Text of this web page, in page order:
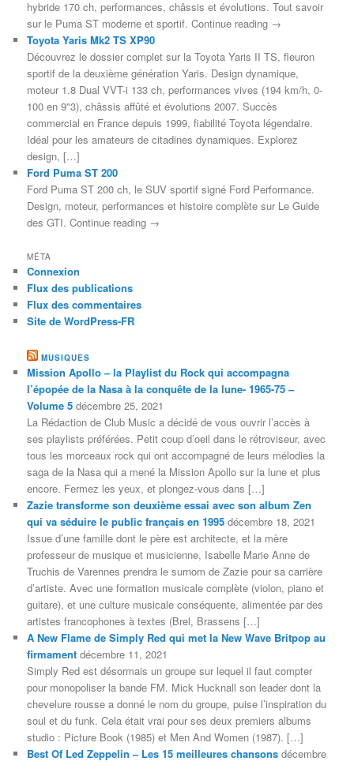
hybride 170 ch, performances, châssis et évolutions. Tout savoir
sur le Puma ST moderne et sportif. Continue reading →
Toyota Yaris Mk2 TS XP90
Découvrez le dossier complet sur la Toyota Yaris II TS, fleuron
sportif de la deuxième génération Yaris. Design dynamique,
moteur 1.8 Dual VVT-i 133 ch, performances vives (194 km/h, 0-
100 en 9"3), châssis affûté et évolutions 2007. Succès
commercial en France depuis 1999, fiabilité Toyota légendaire.
Idéal pour les amateurs de citadines dynamiques. Explorez
design, […]
Ford Puma ST 200
Ford Puma ST 200 ch, le SUV sportif signé Ford Performance.
Design, moteur, performances et histoire complète sur Le Guide
des GTI. Continue reading →
MÉTA
Connexion
Flux des publications
Flux des commentaires
Site de WordPress-FR
MUSIQUES
Mission Apollo – la Playlist du Rock qui accompagna
l’épopée de la Nasa à la conquête de la lune- 1965-75 –
Volume 5 décembre 25, 2021
La Rédaction de Club Music a décidé de vous ouvrir l’accès à
ses playlists préférées. Petit coup d’oeil dans le rétroviseur, avec
tous les morceaux rock qui ont accompagné de leurs mélodies la
saga de la Nasa qui a mené la Mission Apollo sur la lune et plus
encore. Fermez les yeux, et plongez-vous dans […]
Zazie transforme son deuxième essai avec son album Zen
qui va séduire le public français en 1995 décembre 18, 2021
Issue d’une famille dont le père est architecte, et la mère
professeur de musique et musicienne, Isabelle Marie Anne de
Truchis de Varennes prendra le surnom de Zazie pour sa carrière
d’artiste. Avec une formation musicale complète (violon, piano et
guitare), et une culture musicale conséquente, alimentée par des
artistes francophones à textes (Brel, Brassens […]
A New Flame de Simply Red qui met la New Wave Britpop au
firmament décembre 11, 2021
Simply Red est désormais un groupe sur lequel il faut compter
pour monopoliser la bande FM. Mick Hucknall son leader dont la
chevelure rousse a donné le nom du groupe, puise l’inspiration du
soul et du funk. Cela était vrai pour ses deux premiers albums
studio : Picture Book (1985) et Men And Women (1987). […]
Best Of Led Zeppelin – Les 15 meilleures chansons décembre